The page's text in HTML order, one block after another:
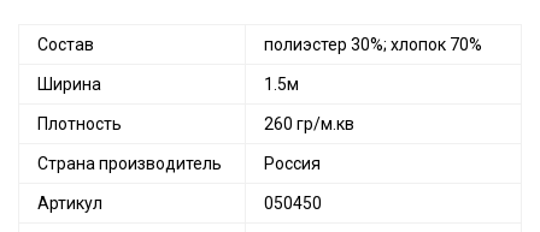
Состав полиэстер 30%; хлопок 70%
Ширина 1.5м
Плотность 260 гр/м.кв
Страна производитель Россия
Артикул 050450